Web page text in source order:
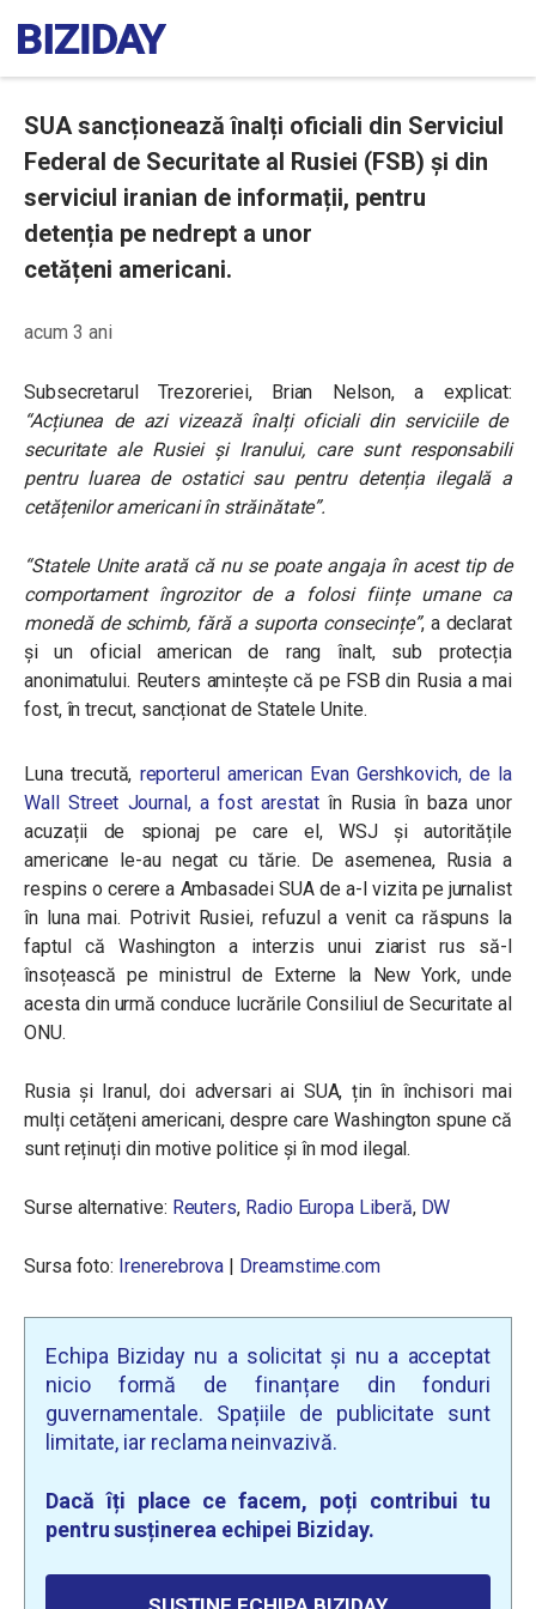
SUA sancționează înalți oficiali din Serviciul
Federal de Securitate al Rusiei (FSB) și din
serviciul iranian de informații, pentru
detenția pe nedrept a unor
cetățeni americani.
acum 3 ani
Subsecretarul Trezoreriei, Brian Nelson, a explicat:
“Acțiunea de azi vizează înalți oficiali din serviciile de
securitate ale Rusiei și Iranului, care sunt responsabili
pentru luarea de ostatici sau pentru detenția ilegală a
cetățenilor americani în străinătate”.
“Statele Unite arată că nu se poate angaja în acest tip de
comportament îngrozitor de a folosi ființe umane ca
monedă de schimb, fără a suporta consecințe”, a declarat
și un oficial american de rang înalt, sub protecția
anonimatului. Reuters amintește că pe FSB din Rusia a mai
fost, în trecut, sancționat de Statele Unite.
Luna trecută, reporterul american Evan Gershkovich, de la
Wall Street Journal, a fost arestatîn Rusia în baza unor
acuzații de spionaj pe care el, WSJ și autoritățile
americane le-au negat cu tărie. De asemenea, Rusia a
respins o cerere a Ambasadei SUA de a-l vizita pe jurnalist
în luna mai. Potrivit Rusiei, refuzul a venit ca răspuns la
faptul că Washington a interzis unui ziarist rus să-l
însoțească pe ministrul de Externe la New York, unde
acesta din urmă conduce lucrările Consiliul de Securitate al
ONU.
Rusia și Iranul, doi adversari ai SUA, țin în închisori mai
mulți cetățeni americani, despre care Washington spune că
sunt reținuți din motive politice și în mod ilegal.
Surse alternative: Reuters, Radio Europa Liberă, DW
Sursa foto: Irenerebrova | Dreamstime.com
Echipa Biziday nu a solicitat și nu a acceptat
nicio formă de finanțare din fonduri
guvernamentale. Spațiile de publicitate sunt
limitate, iar reclama neinvazivă.
Dacă îți place ce facem, poți contribui tu
pentru susținerea echipei Biziday.